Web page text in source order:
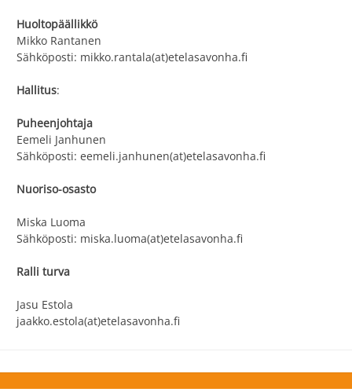
Huoltopäällikkö
Mikko Rantanen
Sähköposti: mikko.rantala(at)etelasavonha.fi
Hallitus:
Puheenjohtaja
Eemeli Janhunen
Sähköposti: eemeli.janhunen(at)etelasavonha.fi
Nuoriso-osasto
Miska Luoma
Sähköposti: miska.luoma(at)etelasavonha.fi
Ralli turva
Jasu Estola
jaakko.estola(at)etelasavonha.fi